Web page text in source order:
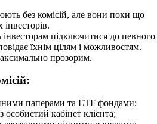
без комісій, але вони поки що
підключитися до певного
їхнім цілям і можливостям.
прозорим.
паперами та ETF фондами;
особистий кабінет клієнта;